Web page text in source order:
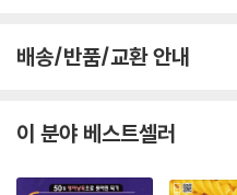
CHAPTER 4 최고의 처세술은 정직
UNIT 1 부드럽지만 정확하게 화내기
UNIT 3 기분 안 나쁘게 거절하기
배송/반품/교환 안내
이 분야 베스트셀러